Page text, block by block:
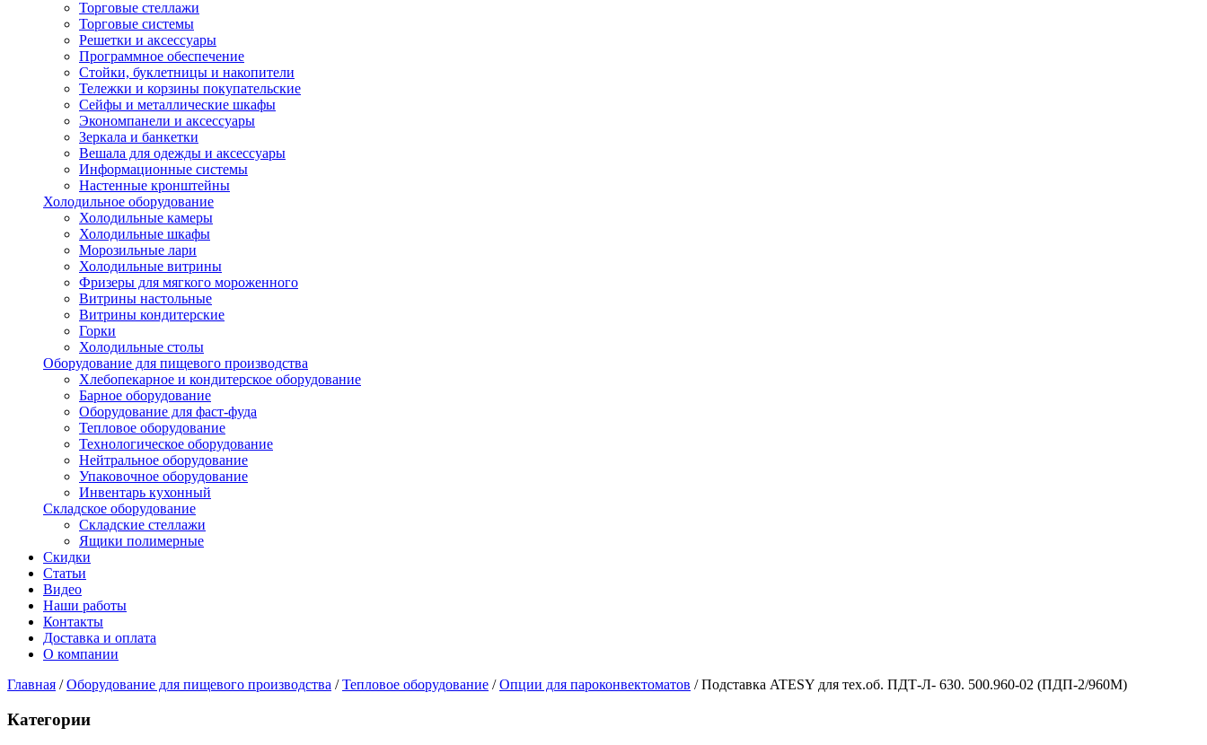
Торговые стеллажи
Торговые системы
Решетки и аксессуары
Программное обеспечение
Стойки, буклетницы и накопители
Тележки и корзины покупательские
Сейфы и металлические шкафы
Экономпанели и аксессуары
Зеркала и банкетки
Вешала для одежды и аксессуары
Информационные системы
Настенные кронштейны
Холодильное оборудование
Холодильные камеры
Холодильные шкафы
Морозильные лари
Холодильные витрины
Фризеры для мягкого мороженного
Витрины настольные
Витрины кондитерские
Горки
Холодильные столы
Оборудование для пищевого производства
Хлебопекарное и кондитерское оборудование
Барное оборудование
Оборудование для фаст-фуда
Тепловое оборудование
Технологическое оборудование
Нейтральное оборудование
Упаковочное оборудование
Инвентарь кухонный
Складское оборудование
Складские стеллажи
Ящики полимерные
Скидки
Статьи
Видео
Наши работы
Контакты
Доставка и оплата
О компании
Главная / Оборудование для пищевого производства / Тепловое оборудование / Опции для пароконвектоматов / Подставка ATESY для тех.об. ПДТ-Л- 630. 500.960-02 (ПДП-2/960М)
Категории